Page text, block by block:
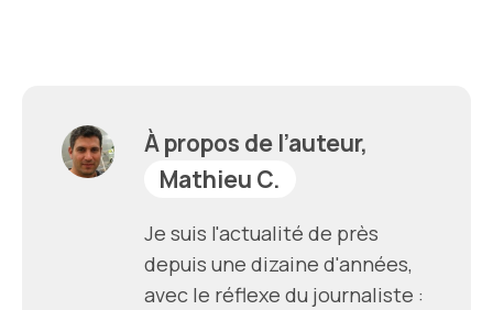
À propos de l’auteur,
Mathieu C.
Je suis l'actualité de près
depuis une dizaine d'années,
avec le réflexe du journaliste :